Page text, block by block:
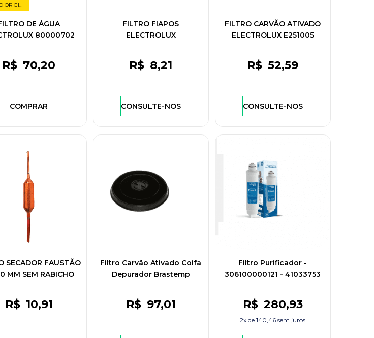
DE ÁGUA
80000702
R$ 70,20
COMPRAR
FILTRO FIAPOS
ELECTROLUX
R$ 8,21
CONSULTE-NOS
FILTRO CARVÃO ATIVADO
ELECTROLUX E251005
R$ 52,59
CONSULTE-NOS
SECADOR FAUSTÃO
MM SEM RABICHO
R$ 10,91
Filtro Carvão Ativado Coifa
Depurador Brastemp
R$ 97,01
Filtro Purificador -
306100000121 - 41033753
R$ 280,93
2x de 140,46 sem juros